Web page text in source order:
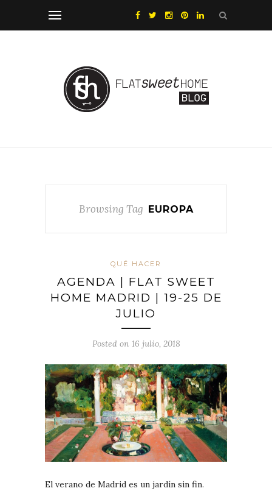
Browsing Tag EUROPA
QUÉ HACER
AGENDA | FLAT SWEET
HOME MADRID | 19-25 DE
JULIO
Posted on 16 julio, 2018
El verano de Madrid es un jardín sin fin.